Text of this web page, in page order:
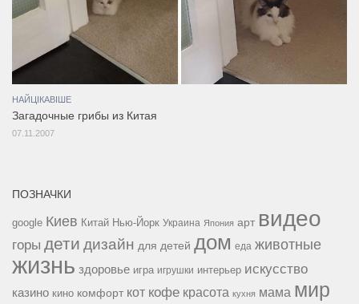
НАЙЦІКАВІШЕ
Загадочные грибы из Китая
07.11.2007
ПОЗНАЧКИ
google Киев Китай Нью-Йорк Украина Япония арт видео
горы дети дизайн для детей дом еда животные
жизнь здоровье игра игрушки интерьер искусство
казино кино комфорт кот кофе красота кухня мама мир